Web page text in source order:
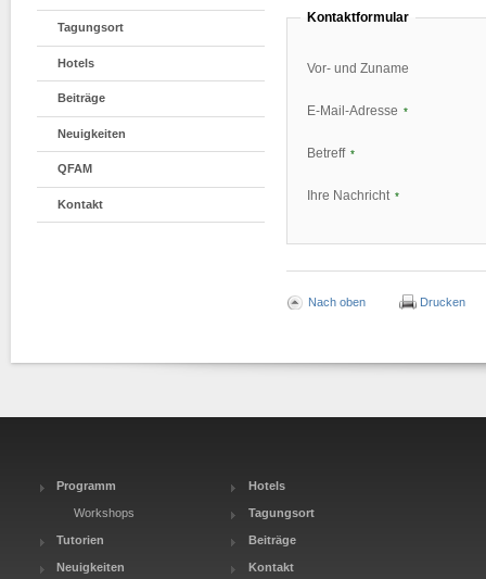
Tagungsort
Hotels
Beiträge
Neuigkeiten
QFAM
Kontakt
Kontaktformular
Vor- und Zuname
E-Mail-Adresse *
Betreff *
Ihre Nachricht *
Nach oben Drucken
Programm
Workshops
Tutorien
Neuigkeiten
Hotels
Tagungsort
Beiträge
Kontakt